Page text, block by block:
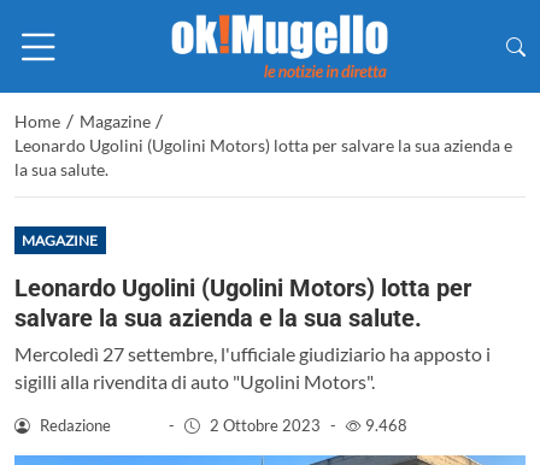
Home / Magazine /
Leonardo Ugolini (Ugolini Motors) lotta per salvare la sua azienda e
la sua salute.
MAGAZINE
Leonardo Ugolini (Ugolini Motors) lotta per
salvare la sua azienda e la sua salute.
Mercoledì 27 settembre, l'ufficiale giudiziario ha apposto i
sigilli alla rivendita di auto "Ugolini Motors".
Redazione - 2 Ottobre 2023 - 9.468